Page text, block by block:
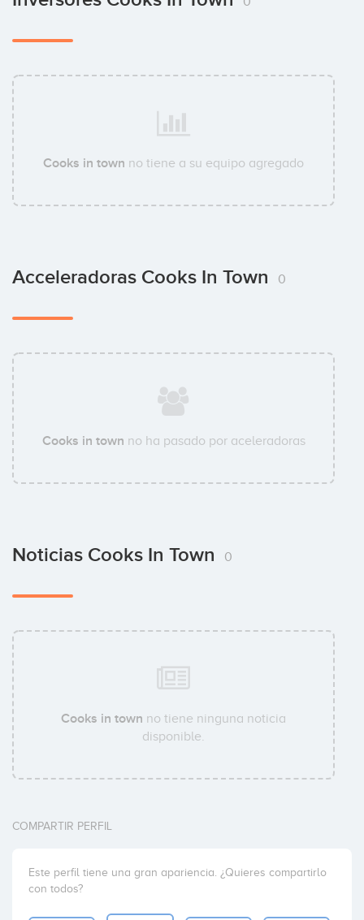
Cooks in town no tiene a su equipo agregado
Acceleradoras Cooks In Town 0
Cooks in town no ha pasado por aceleradoras
Noticias Cooks In Town 0
Cooks in town no tiene ninguna noticia
disponible.
COMPARTIR PERFIL
Este perfil tiene una gran apariencia. ¿Quieres compartirlo
con todos?